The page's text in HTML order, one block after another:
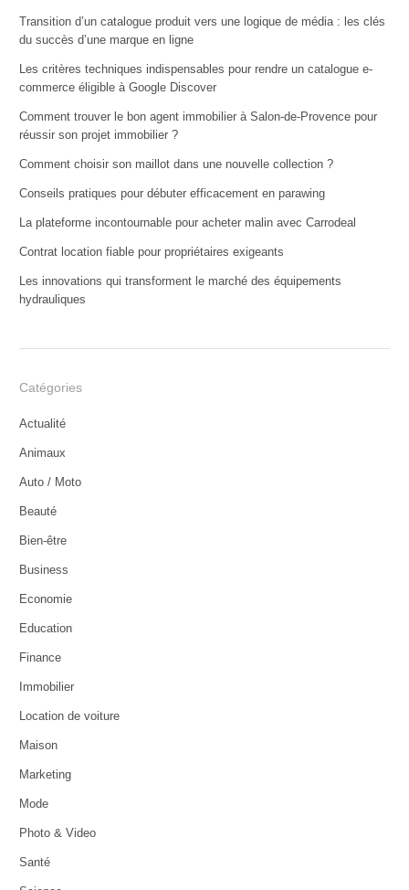
Transition d’un catalogue produit vers une logique de média : les clés
du succès d’une marque en ligne
Les critères techniques indispensables pour rendre un catalogue e-
commerce éligible à Google Discover
Comment trouver le bon agent immobilier à Salon-de-Provence pour
réussir son projet immobilier ?
Comment choisir son maillot dans une nouvelle collection ?
Conseils pratiques pour débuter efficacement en parawing
La plateforme incontournable pour acheter malin avec Carrodeal
Contrat location fiable pour propriétaires exigeants
Les innovations qui transforment le marché des équipements
hydrauliques
Catégories
Actualité
Animaux
Auto / Moto
Beauté
Bien-être
Business
Economie
Education
Finance
Immobilier
Location de voiture
Maison
Marketing
Mode
Photo & Video
Santé